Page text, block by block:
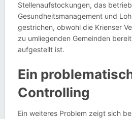
Stellenaufstockungen, das
Gesundheitsmanagement und
gestrichen, obwohl die Krienser
zu umliegenden Gemeinden
aufgestellt ist.
Ein
Controlling
Ein weiteres Problem zeigt sich